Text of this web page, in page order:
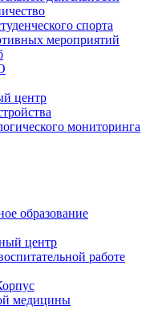
спорта
мероприятий
центр
мониторинга
образование
центр
работе
медицины